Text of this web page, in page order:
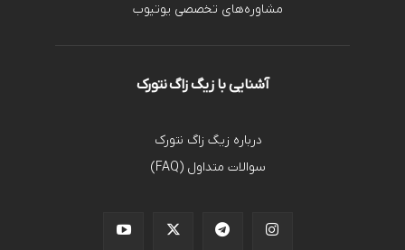
مشاوره‌های تخصصی یوتیوب
آشنایی با زیگ زاگ نتورک
درباره زیگ زاگ نتورک
سوالات متداول (FAQ)